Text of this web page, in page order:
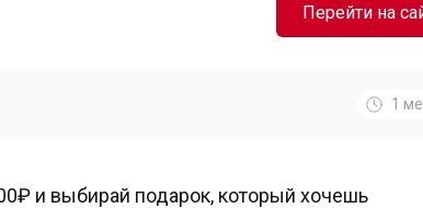
Перейти на
1
и выбирай подарок, который хочешь